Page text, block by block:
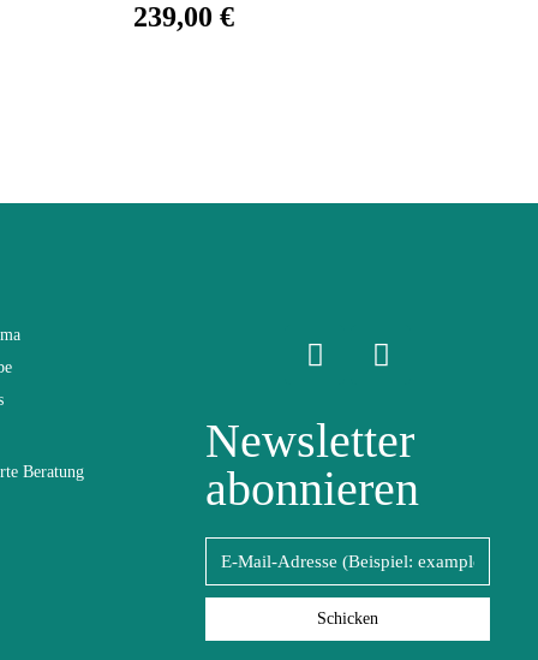
239,00 €
Beratung
Newsletter
abonnieren
Schicken